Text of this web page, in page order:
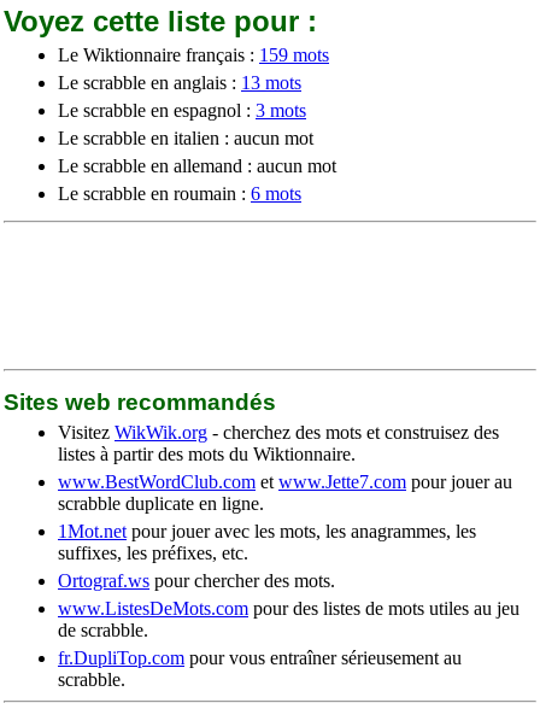
Voyez cette liste pour :
Le Wiktionnaire français : 159 mots
Le scrabble en anglais : 13 mots
Le scrabble en espagnol : 3 mots
Le scrabble en italien : aucun mot
Le scrabble en allemand : aucun mot
Le scrabble en roumain : 6 mots
Sites web recommandés
Visitez WikWik.org - cherchez des mots et construisez des
listes à partir des mots du Wiktionnaire.
www.BestWordClub.com et www.Jette7.com pour jouer au
scrabble duplicate en ligne.
1Mot.net pour jouer avec les mots, les anagrammes, les
suffixes, les préfixes, etc.
Ortograf.ws pour chercher des mots.
www.ListesDeMots.com pour des listes de mots utiles au jeu
de scrabble.
fr.DupliTop.com pour vous entraîner sérieusement au
scrabble.